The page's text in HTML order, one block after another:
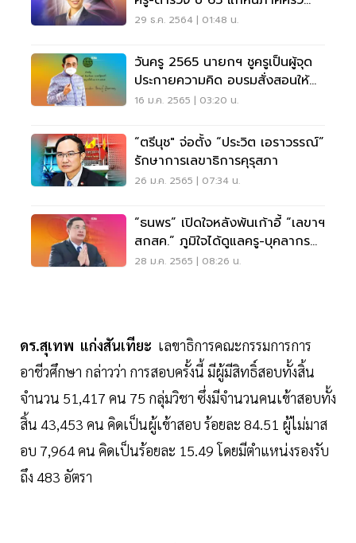
เรือน
29 ธ.ค. 2564 | 01:48 น.
วันครู 2565 นายกฯ ชูครูเป็นผู้จุด
ประกายความคิด อบรมสั่งสอนให้
ศิษย์เป็นคนดี
16 ม.ค. 2565 | 03:20 น.
“ตรีนุช" จ่อตั้ง “ประวิต เอราวรรณ์”
รักษาการเลขาธิการคุรุสภา
26 ม.ค. 2565 | 07:34 น.
“ธนพร” เปิดใจหลังพ้นเก้าอี้ “เลขาฯ
สกสค.” ภูมิใจได้ดูแลครู-บุคลากร
ศึกษา
28 ม.ค. 2565 | 08:26 น.
ดร.สุเทพ แก่งสันเทียะ เลขาธิการคณะกรรมการการ
อาชีวศึกษา กล่าวว่า การสอบครั้งนี้ มีผู้มีสิทธิ์สอบทั้งสิ้น
จำนวน 51,417 คน 75 กลุ่มวิชา ซึ่งมีจำนวนคนเข้าสอบทั้ง
สิ้น 43,453 คน คิดเป็นผู้เข้าสอบ ร้อยละ 84.51 ผู้ไม่มาส
อบ 7,964 คน คิดเป็นร้อยละ 15.49 โดยมีตำแหน่งรองรับ
ถึง 483 อัตรา